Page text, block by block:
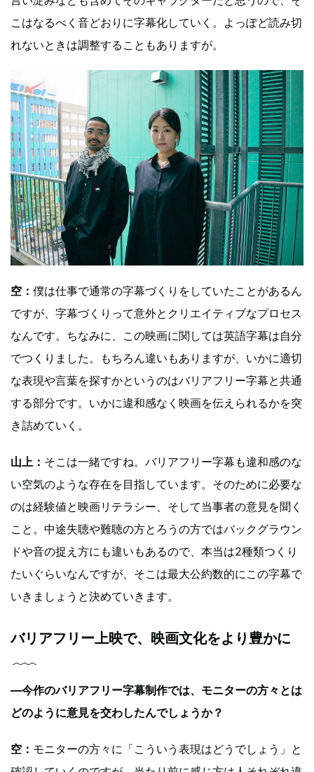
こはなるべく音どおりに字幕化していく。よっぽど読み切
れないときは調整することもありますが。
空： 僕は仕事で通常の字幕づくりをしていたことがあるん
ですが、字幕づくりって意外とクリエイティブなプロセス
なんです。ちなみに、この映画に関しては英語字幕は自分
でつくりました。もちろん違いもありますが、いかに適切
な表現や言葉を探すかというのはバリアフリー字幕と共通
する部分です。いかに違和感なく映画を伝えられるかを突
き詰めていく。
山上： そこは一緒ですね。バリアフリー字幕も違和感のな
い空気のような存在を目指しています。そのために必要な
のは経験値と映画リテラシー、そして当事者の意見を聞く
こと。中途失聴や難聴の方とろうの方ではバックグラウン
ドや音の捉え方にも違いもあるので、本当は2種類つくり
たいぐらいなんですが、そこは最大公約数的にこの字幕で
いきましょうと決めていきます。
バリアフリー上映で、映画文化をより豊かに
—今作のバリアフリー字幕制作では、モニターの方々とは
どのように意見を交わしたんでしょうか？
空： モニターの方々に「こういう表現はどうでしょう」と